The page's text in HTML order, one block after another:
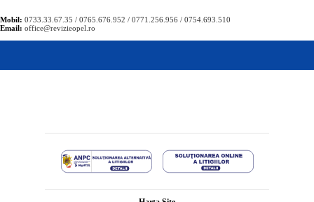
Mobil: 0733.33.67.35 / 0765.676.952 / 0771.256.956 / 0754.693.510
Email: office@revizieopel.ro